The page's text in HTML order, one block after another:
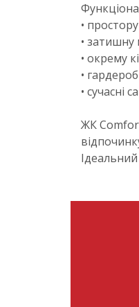
•
•
• окрему
•
• сучасні
ЖК